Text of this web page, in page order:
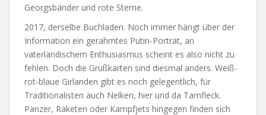
Georgsbänder und rote Sterne.
2017, derselbe Buchladen. Noch immer hängt über der
Information ein gerahmtes Putin-Porträt, an
vaterländischem Enthusiasmus scheint es also nicht zu
fehlen. Doch die Grußkarten sind diesmal anders. Weiß-
rot-blaue Girlanden gibt es noch gelegentlich, für
Traditionalisten auch Nelken, hier und da Tarnfleck.
Panzer, Raketen oder Kampfjets hingegen finden sich